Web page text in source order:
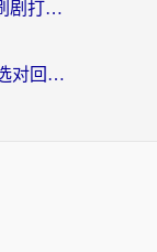
人在韩国，怎么用中国的加速器刷剧打游戏？这份真实体验指南给你答案
海外党必看：手机VPN下载+3步选对回国加速器，无缝刷国内资源不再愁